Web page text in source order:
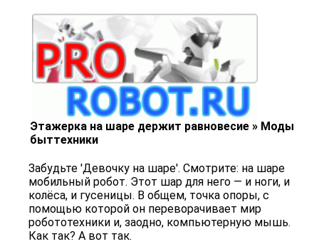
Этажерка на шаре держит равновесие » Моды
быттехники
Забудьте 'Девочку на шаре'. Смотрите: на шаре
мобильный робот. Этот шар для него — и ноги, и
колёса, и гусеницы. В общем, точка опоры, с
помощью которой он переворачивает мир
робототехники и, заодно, компьютерную мышь.
Как так? А вот так.